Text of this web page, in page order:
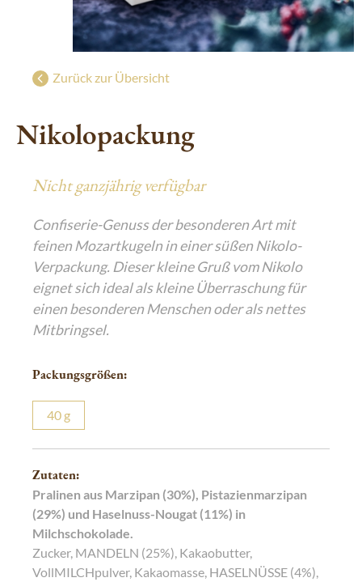
g
Süße Grüße aus Wien
Geschenke mit Wiener Charme
Luxuriöser Genuss
Saisonal: Süßes vom Christkind
Edle Geschenke zum Fest
Zurück zur Übersicht
Nikolopackung
Nicht ganzjährig verfügbar
Confiserie-Genuss der besonderen Art mit
feinen Mozartkugeln in einer süßen Nikolo-
Verpackung. Dieser kleine Gruß vom Nikolo
eignet sich ideal als kleine Überraschung für
einen besonderen Menschen oder als nettes
Mitbringsel.
Packungsgrößen:
40 g
Zutaten:
Pralinen aus Marzipan (30%), Pistazienmarzipan
(29%) und Haselnuss-Nougat (11%) in
Milchschokolade.
Zucker, MANDELN (25%), Kakaobutter,
VollMILCHpulver, Kakaomasse, HASELNÜSSE (4%),